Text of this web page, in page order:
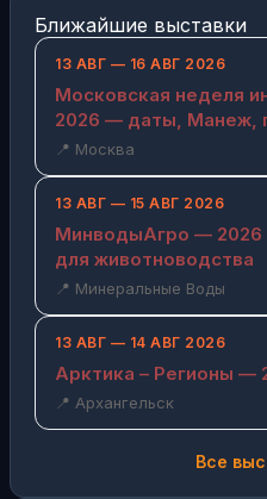
Ближайшие выставки
13 АВГ — 16 АВГ 2026
Московская неделя
2026 — даты, Манеж,
📍 Москва
13 АВГ — 15 АВГ 2026
МинводыАгро — 2026
для животноводства
📍 Минеральные Воды
13 АВГ — 14 АВГ 2026
Арктика – Регионы —
📍 Архангельск
Все